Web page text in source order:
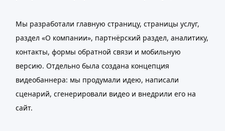
Мы разработали главную страницу, страницы услуг,
раздел «О компании», партнёрский раздел, аналитику,
контакты, формы обратной связи и мобильную
версию. Отдельно была создана концепция
видеобаннера: мы продумали идею, написали
сценарий, сгенерировали видео и внедрили его на
сайт.